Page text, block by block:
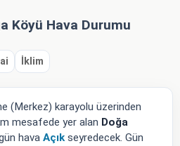
Köyü Hava Durumu
İklim
(Merkez) karayolu üzerinden
mesafede yer alan Doğa
hava Açıkseyredecek. Gün